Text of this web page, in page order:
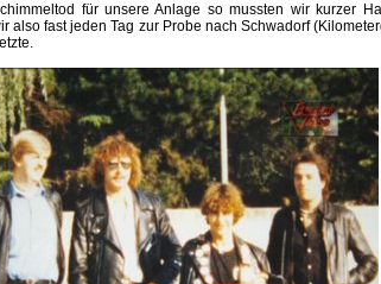
für unsere Anlage so mussten wir kurzer
fast jeden Tag zur Probe nach Schwadorf